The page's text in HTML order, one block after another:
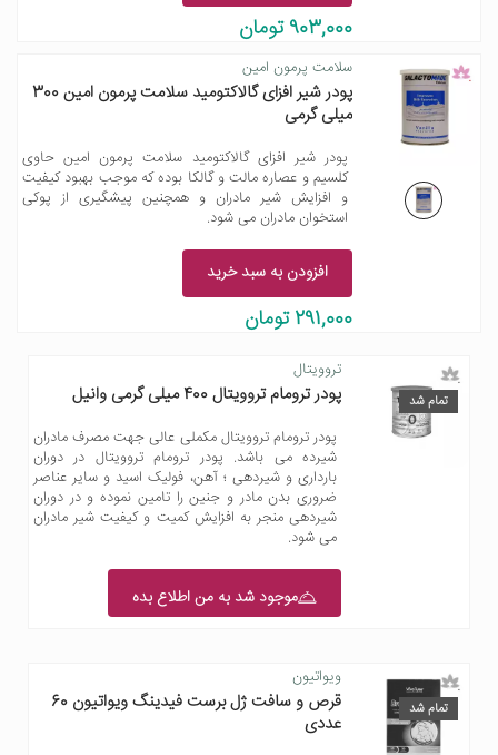
903,000 تومان
سلامت پرمون امین
پودر شیر افزای گالاکتومید سلامت پرمون امین 300
میلی گرمی
پودر شیر افزای گالاکتومید سلامت پرمون امین حاوی
کلسیم و عصاره مالت و گالکا بوده که موجب بهبود کیفیت
و افزایش شیر مادران و همچنین پیشگیری از پوکی
استخوان مادران می شود.
افزودن به سبد خرید
291,000 تومان
تمام شد
تروویتال
پودر ترومام تروویتال 400 میلی گرمی وانیل
پودر ترومام تروویتال مکملی عالی جهت مصرف مادران
شیرده می باشد. پودر ترومام تروویتال در دوران
بارداری و شیردهی ؛ آهن، فولیک اسید و سایر عناصر
ضروری بدن مادر و جنین را تامین نموده و در دوران
شیردهی منجر به افزایش کمیت و کیفیت شیر مادران
می شود.
موجود شد به من اطلاع بده
تمام شد
ویواتیون
قرص و سافت ژل برست فیدینگ ویواتیون 60
عددی